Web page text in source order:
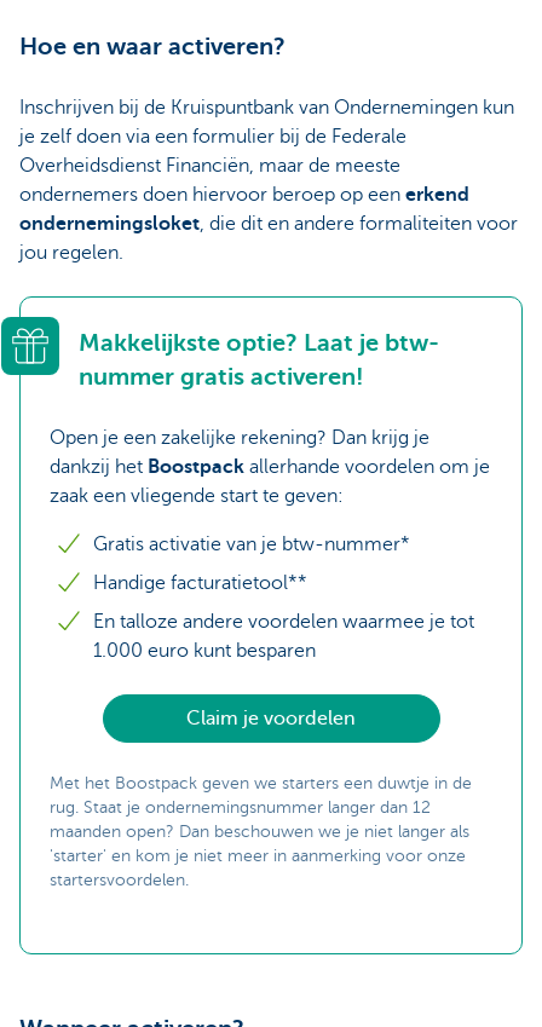
Hoe en waar activeren?
Inschrijven bij de Kruispuntbank van Ondernemingen kun
je zelf doen via een formulier bij de Federale
Overheidsdienst Financiën, maar de meeste
ondernemers doen hiervoor beroep op een erkend
ondernemingsloket, die dit en andere formaliteiten voor
jou regelen.
Makkelijkste optie? Laat je btw-
nummer gratis activeren!
Open je een zakelijke rekening? Dan krijg je
dankzij het Boostpack allerhande voordelen om je
zaak een vliegende start te geven:
Gratis activatie van je btw-nummer*
Handige facturatietool**
En talloze andere voordelen waarmee je tot
1.000 euro kunt besparen
Claim je voordelen
Met het Boostpack geven we starters een duwtje in de
rug. Staat je ondernemingsnummer langer dan 12
maanden open? Dan beschouwen we je niet langer als
'starter' en kom je niet meer in aanmerking voor onze
startersvoordelen.